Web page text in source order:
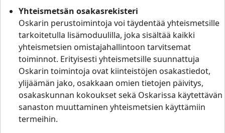
Yhteismetsän osakasrekisteri
Oskarin perustoimintoja voi täydentää yhteismetsille
tarkoitetulla lisämoduulilla, joka sisältää kaikki
yhteismetsien omistajahallintoon tarvitsemat
toiminnot. Erityisesti yhteismetsille suunnattuja
Oskarin toimintoja ovat kiinteistöjen osakastiedot,
ylijäämän jako, osakkaan omien tietojen päivitys,
osakaskunnan kokoukset sekä Oskarissa käytettävän
sanaston muuttaminen yhteismetsien käyttämiin
termeihin.